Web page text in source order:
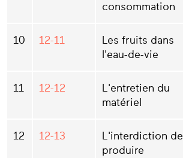
consommation
10 12-11
Les fruits dans
l'eau-de-vie
11 12-12
L'entretien du
matériel
12 12-13
L'interdiction de
produire